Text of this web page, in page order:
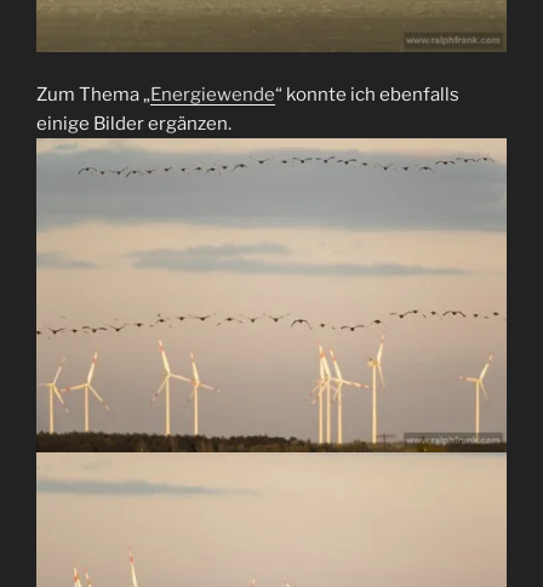
Zum Thema „Energiewende“ konnte ich ebenfalls
einige Bilder ergänzen.